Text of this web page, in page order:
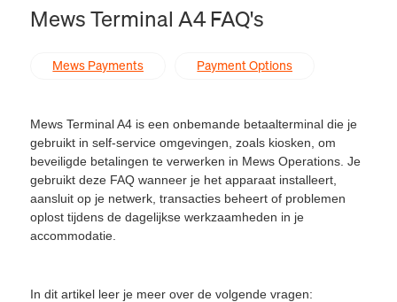
Mews Terminal A4 FAQ's
Mews Payments Payment Options
Mews Terminal A4 is een onbemande betaalterminal die je
gebruikt in self-service omgevingen, zoals kiosken, om
beveiligde betalingen te verwerken in Mews Operations. Je
gebruikt deze FAQ wanneer je het apparaat installeert,
aansluit op je netwerk, transacties beheert of problemen
oplost tijdens de dagelijkse werkzaamheden in je
accommodatie.
In dit artikel leer je meer over de volgende vragen: